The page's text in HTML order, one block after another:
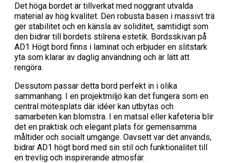
Det höga bordet är tillverkat med noggrant utvalda
material av hög kvalitet. Den robusta basen i massivt trä
ger stabilitet och en känsla av soliditet, samtidigt som
den bidrar till bordets stilrena estetik. Bordsskivan på
AD1 Högt bord finns i laminat och erbjuder en slitstark
yta som klarar av daglig användning och är lätt att
rengöra.
Dessutom passar detta bord perfekt in i olika
sammanhang. I en projektmiljö kan det fungera som en
central mötesplats där idéer kan utbytas och
samarbeten kan blomstra. I en matsal eller kafeteria blir
det en praktisk och elegant plats för gemensamma
måltider och socialt umgänge. Oavsett var det används,
bidrar AD1 högt bord med sin stil och funktionalitet till
en trevlig och inspirerande atmosfär.